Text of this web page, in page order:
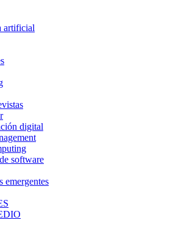
artificial
digital
software
emergentes